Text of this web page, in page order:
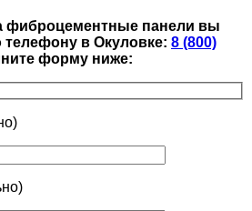
фиброцементные панели вы
в Окуловке: 8 (800)
форму ниже: